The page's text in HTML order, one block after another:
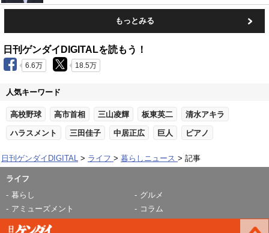
もっとみる
日刊ゲンダイDIGITALを読もう！
6.6万 18.5万
人気キーワード
高校野球 高市首相 三山凌輝 板東英二 清水アキラ
ハラスメント 三田佳子 中居正広 巨人 ピアノ
日刊ゲンダイDIGITAL ライフ 暮らしニュース 記事
ライフ
暮らし
グルメ
アミューズメント
コラム